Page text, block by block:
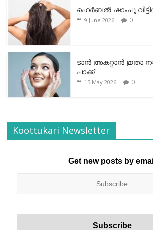
ഹെര്‍ബല്‍ ഷാംപൂ
9 June 2026 0
ടാന്‍ അകറ്റാന്‍ ഇതാ
പാക്ക്
15 May 2026 0
Koottukari Newsletter
Get new posts by